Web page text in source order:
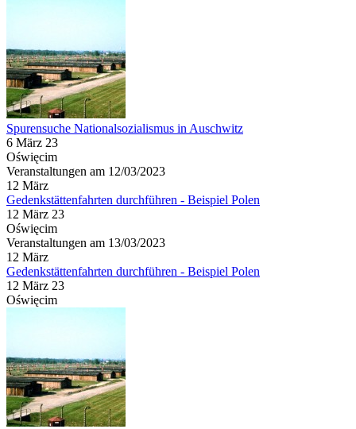
Spurensuche Nationalsozialismus in Auschwitz
6 März 23
Oświęcim
Veranstaltungen am 12/03/2023
12 März
Gedenkstättenfahrten durchführen - Beispiel Polen
12 März 23
Oświęcim
Veranstaltungen am 13/03/2023
12 März
Gedenkstättenfahrten durchführen - Beispiel Polen
12 März 23
Oświęcim